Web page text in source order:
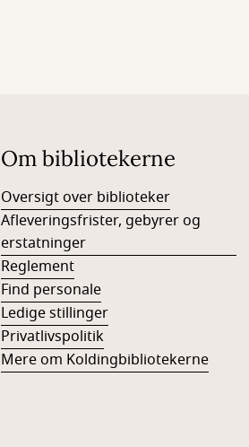
Om bibliotekerne
Oversigt over biblioteker
Afleveringsfrister, gebyrer og
erstatninger
Reglement
Find personale
Ledige stillinger
Privatlivspolitik
Mere om Koldingbibliotekerne